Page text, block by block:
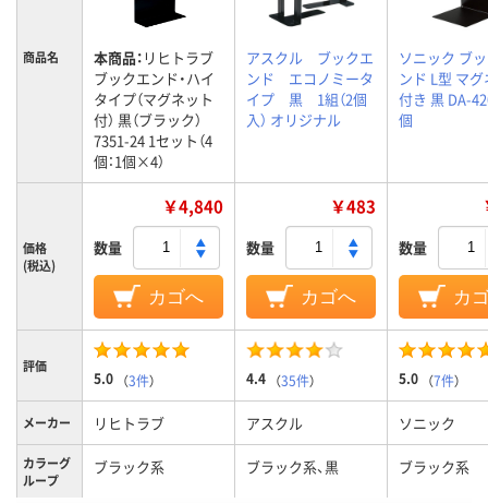
商品名 本商品： リヒトラブ
ブックエンド・ハイ
タイプ（マグネット
付） 黒（ブラック）
7351-24 1セット（4
個：1個×4）
アスクル ブックエ
ンド エコノミータ
イプ 黒 1組（2個
入） オリジナル
ソニック ブ
ンド L型 マ
付き 黒 DA-
個
価格
(税込)
￥4,840
数量
カゴへ
￥483
数量
カゴへ
数量
カ
評価
5.0 （3件） 4.4 （35件） 5.0 （7件）
メーカー リヒトラブ アスクル ソニック
カラーグ
ループ
ブラック系 ブラック系、黒 ブラック系